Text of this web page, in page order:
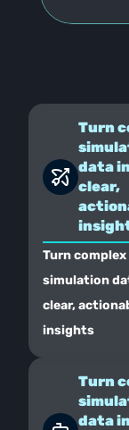
Turn
data
clear,
Turn complex
simulation
clear,
insights
Turn
data